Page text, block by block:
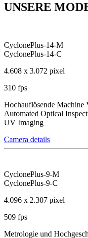
UNSERE
CyclonePlus-14-M
CyclonePlus-14-C
4.608 x 3.072 pixel
310 fps
Hochauflösende Machine
Automated Optical
UV Imaging
Camera details
CyclonePlus-9-M
CyclonePlus-9-C
4.096 x 2.307 pixel
509 fps
Metrologie und